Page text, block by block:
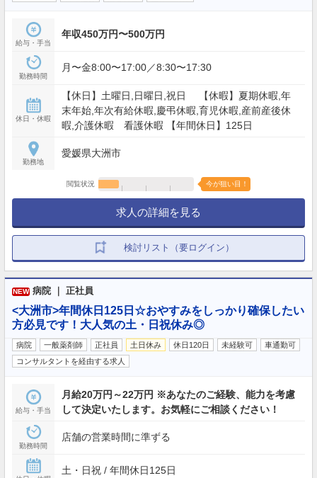
給与・手当
年収450万円〜500万円
勤務時間
月〜金8:00〜17:00／8:30〜17:30
休日・休暇
【休日】土曜日,日曜日,祝日 【休暇】夏期休暇,年
末年始,年次有給休暇,慶弔休暇,育児休暇,産前産後休
暇,介護休暇 看護休暇 【年間休日】125日
勤務地
愛媛県大洲市
閲覧状況 今が狙い目！
求人の詳細を見る
検討リスト（要ログイン）
NEW 病院 ｜ 正社員
<大洲市>年間休日125日☆おやすみをしっかり確保したい
方必見です！大人気の土・日祝休み◎
病院 一般薬剤師 正社員 土日休み 休日120日 未経験可
車通勤可
コンサルタントを経由する求人
給与・手当
月給20万円～22万円 ※あなたのご経験、能力を考慮
して決定いたします。お気軽にご相談ください！
勤務時間
店舗の営業時間に準ずる
土・日祝 / 年間休日125日